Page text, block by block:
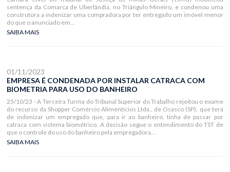
sentença da Comarca de Uberlândia, no Triângulo Mineiro, e condenou uma
construtora a indenizar uma compradora por ter entregado um imóvel menor
do que o anunciado em...
SAIBA MAIS
01/11/2023
EMPRESA É CONDENADA POR INSTALAR CATRACA COM
BIOMETRIA PARA USO DO BANHEIRO
25/10/23 - A Terceira Turma do Tribunal Superior do Trabalho rejeitou o exame
do recurso da Shopper Comércio Alimentícios Ltda., de Osasco (SP), que terá
de indenizar um empregado que, para ir ao banheiro, tinha de passar por
catraca com sistema biométrico. A decisão segue o entendimento do TST de
que o controle do uso do banheiro pela empregadora...
SAIBA MAIS